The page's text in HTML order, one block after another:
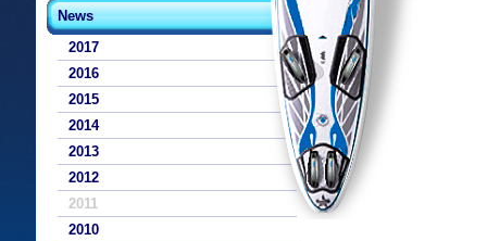
News
2017
2016
2015
2014
2013
2012
2011
2010